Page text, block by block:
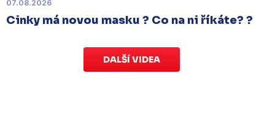
07.08.2026
Cinky má novou masku ? Co na ni říkáte? ?
DALŠÍ VIDEA